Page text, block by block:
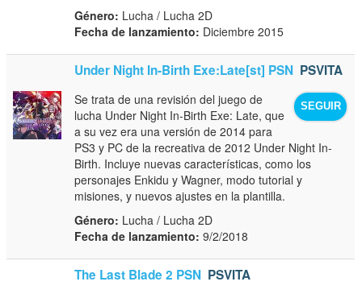
Género: Lucha / Lucha 2D
Fecha de lanzamiento: Diciembre 2015
Under Night In-Birth Exe:Late[st] PSN PSVITA
SEGUIR
Se trata de una revisión del juego de
lucha Under Night In-Birth Exe: Late, que
a su vez era una versión de 2014 para
PS3 y PC de la recreativa de 2012 Under Night In-
Birth. Incluye nuevas características, como los
personajes Enkidu y Wagner, modo tutorial y
misiones, y nuevos ajustes en la plantilla.
Género: Lucha / Lucha 2D
Fecha de lanzamiento: 9/2/2018
The Last Blade 2 PSN PSVITA